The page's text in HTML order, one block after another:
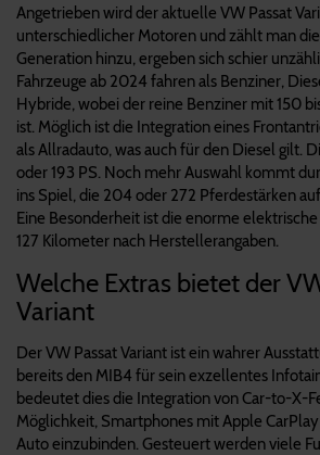
Angetrieben wird der aktuelle VW Passat
unterschiedlicher Motoren und zählt man
Generation hinzu, ergeben sich schier
Fahrzeuge ab 2024 fahren als Benziner,
Hybride, wobei der reine Benziner mit 150
ist. Möglich ist die Integration eines
als Allradauto, was auch für den Diesel gilt.
oder 193 PS. Noch mehr Auswahl kommt
ins Spiel, die 204 oder 272 Pferdestärken
Eine Besonderheit ist die enorme
127 Kilometer nach Herstellerangaben.
Welche Extras bietet der
Variant
Der VW Passat Variant ist ein wahrer
bereits den MIB4 für sein exzellentes
bedeutet dies die Integration von Car-to-X-
Möglichkeit, Smartphones mit Apple
Auto einzubinden. Gesteuert werden viele